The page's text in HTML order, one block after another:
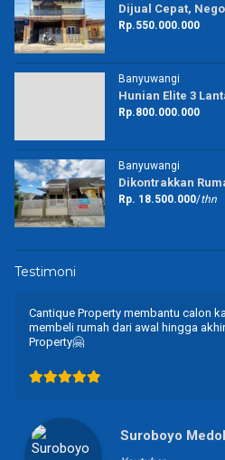
Dijual Cepat,
Rp.550.000.000
Banyuwangi
Hunian Elite 3
Rp.800.000.000
Banyuwangi
Dikontrakkan
Rp. 18.500.000/thn
Testimoni
Cantique Property membantu calon
membeli rumah dari awal hingga
Property🤗
Suroboyo